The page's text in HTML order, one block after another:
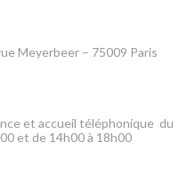
Meyerbeer – 75009 Paris
et accueil téléphonique du
et de 14h00 à 18h00